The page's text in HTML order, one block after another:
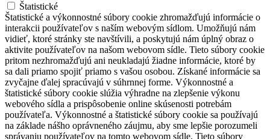
Štatistické
Štatistické a výkonnostné súbory cookie zhromažďujú informácie o
interakcii používateľov s naším webovým sídlom. Umožňujú nám
vidieť, ktoré stránky ste navštívili, a poskytujú nám úplný obraz o
aktivite používateľov na našom webovom sídle. Tieto súbory cookie
pritom nezhromažďujú ani neukladajú žiadne informácie, ktoré by
sa dali priamo spojiť priamo s vašou osobou. Získané informácie sa
zvyčajne ďalej spracúvajú v súhrnnej forme. Výkonnostné a
štatistické súbory cookie slúžia výhradne na zlepšenie výkonu
webového sídla a prispôsobenie online skúsenosti potrebám
používateľa. Výkonnostné a štatistické súbory cookie sa používajú
na základe nášho oprávneného záujmu, aby sme lepšie porozumeli
správaniu používateľov na tomto webovom sídle. Tieto súbory